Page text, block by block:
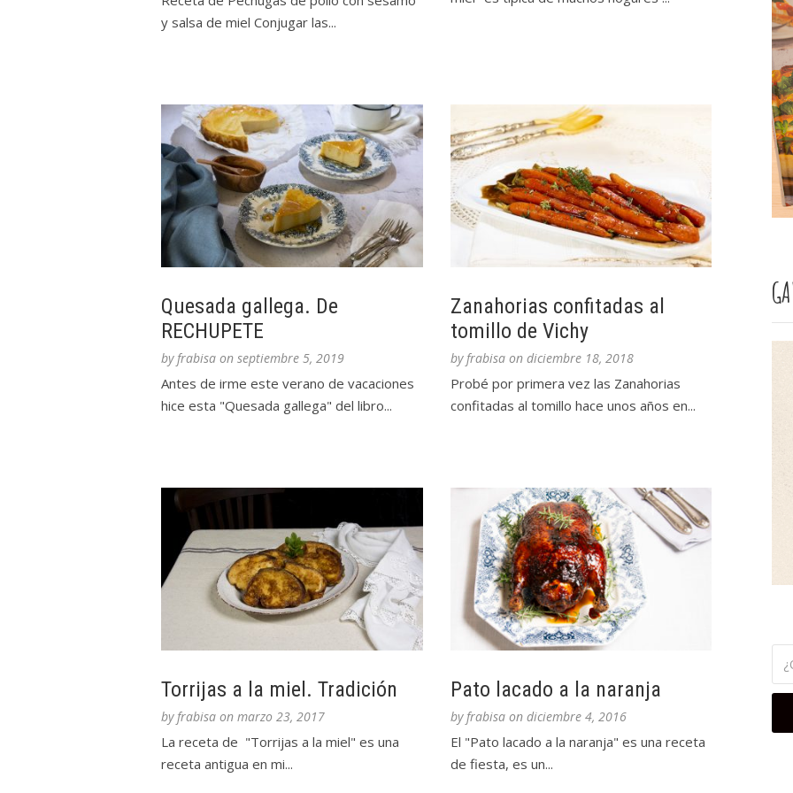
y salsa de miel Conjugar las...
Quesada gallega. De
RECHUPETE
byfrabisa on septiembre 5, 2019
Antes de irme este verano de vacaciones
hice esta "Quesada gallega" del libro...
Zanahorias confitadas al
tomillo de Vichy
byfrabisa on diciembre 18, 2018
Probé por primera vez las Zanahorias
confitadas al tomillo hace unos años en...
Torrijas a la miel. Tradición
by frabisa on marzo 23, 2017
La receta de "Torrijas a la miel" es una
receta antigua en mi...
Pato lacado a la naranja
by frabisa on diciembre 4, 2016
El "Pato lacado a la naranja" es una receta
de fiesta, es un...